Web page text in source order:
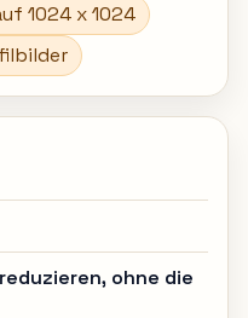
1024 x 1024
ohne die